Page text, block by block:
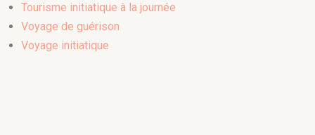
Tourisme initiatique à la journée
Voyage de guérison
Voyage initiatique